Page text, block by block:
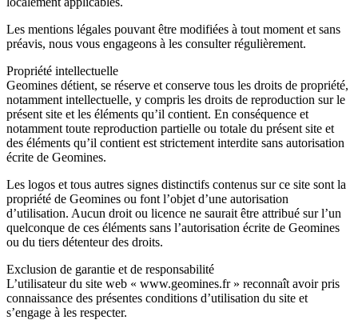
Les mentions légales pouvant être modifiées à tout moment et sans
préavis, nous vous engageons à les consulter régulièrement.
Propriété intellectuelle
Geomines détient, se réserve et conserve tous les droits de propriété,
notamment intellectuelle, y compris les droits de reproduction sur le
présent site et les éléments qu’il contient. En conséquence et
notamment toute reproduction partielle ou totale du présent site et
des éléments qu’il contient est strictement interdite sans autorisation
écrite de Geomines.
Les logos et tous autres signes distinctifs contenus sur ce site sont la
propriété de Geomines ou font l’objet d’une autorisation
d’utilisation. Aucun droit ou licence ne saurait être attribué sur l’un
quelconque de ces éléments sans l’autorisation écrite de Geomines
ou du tiers détenteur des droits.
Exclusion de garantie et de responsabilité
L’utilisateur du site web « www.geomines.fr » reconnaît avoir pris
connaissance des présentes conditions d’utilisation du site et
s’engage à les respecter.